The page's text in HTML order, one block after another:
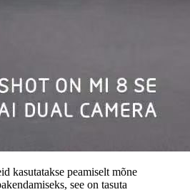
kasutatakse peamiselt mõne
see on tasuta